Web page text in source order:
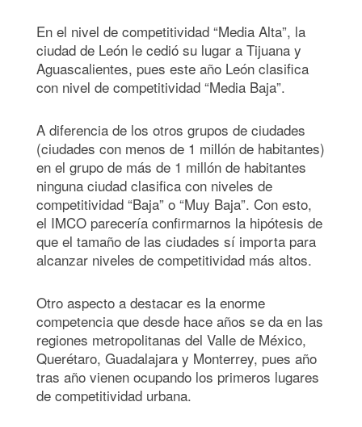
En el nivel de competitividad “Media Alta”, la
ciudad de León le cedió su lugar a Tijuana y
Aguascalientes, pues este año León clasifica
con nivel de competitividad “Media Baja”.
A diferencia de los otros grupos de ciudades
(ciudades con menos de 1 millón de habitantes)
en el grupo de más de 1 millón de habitantes
ninguna ciudad clasifica con niveles de
competitividad “Baja” o “Muy Baja”. Con esto,
el IMCO parecería confirmarnos la hipótesis de
que el tamaño de las ciudades sí importa para
alcanzar niveles de competitividad más altos.
Otro aspecto a destacar es la enorme
competencia que desde hace años se da en las
regiones metropolitanas del Valle de México,
Querétaro, Guadalajara y Monterrey, pues año
tras año vienen ocupando los primeros lugares
de competitividad urbana.